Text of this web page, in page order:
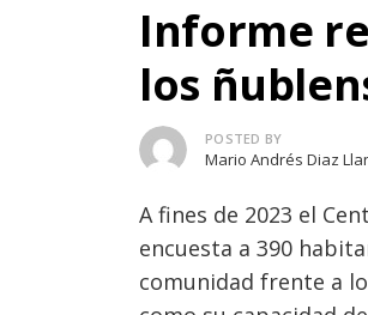
Informe
los
Author
POSTED BY
Mario Andrés Diaz
A fines de 2023 el
encuesta a 390
comunidad frente a